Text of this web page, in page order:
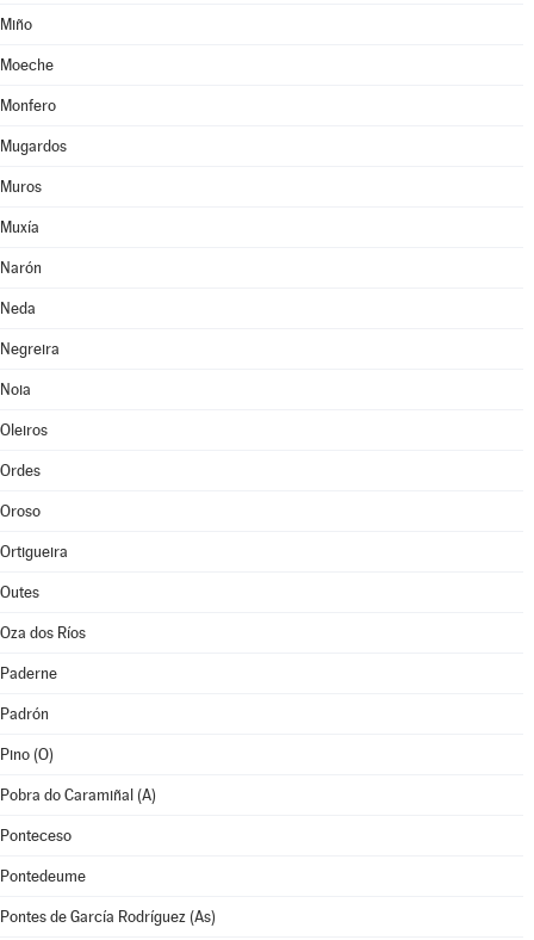
Miño
Moeche
Monfero
Mugardos
Muros
Muxía
Narón
Neda
Negreira
Noia
Oleiros
Ordes
Oroso
Ortigueira
Outes
Oza dos Ríos
Paderne
Padrón
Pino (O)
Pobra do Caramiñal (A)
Ponteceso
Pontedeume
Pontes de García Rodríguez (As)